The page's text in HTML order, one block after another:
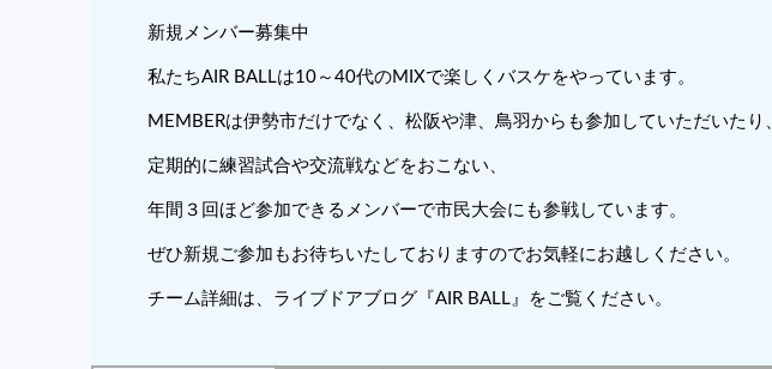
新規メンバー募集中
私たちAIR BALLは10～40代のMIXで楽しくバスケをやっています。
MEMBERは伊勢市だけでなく、松阪や津、鳥羽からも参加していただいたり
定期的に練習試合や交流戦などをおこない、
年間３回ほど参加できるメンバーで市民大会にも参戦しています。
ぜひ新規ご参加もお待ちいたしておりますのでお気軽にお越しください。
チーム詳細は、ライブドアブログ『AIR BALL』をご覧ください。